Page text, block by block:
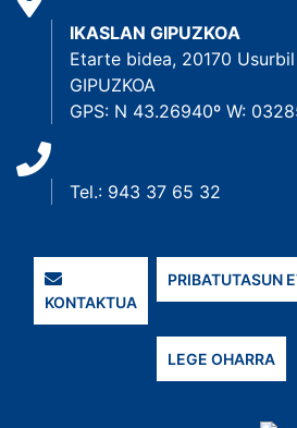
IKASLAN GIPUZKOA
Etarte bidea, 20170 Usurbil
GIPUZKOA
GPS: N 43.26940º W:
Tel.: 943 37 65 32
KONTAKTUA
PRIBATUTASUN
LEGE OHARRA